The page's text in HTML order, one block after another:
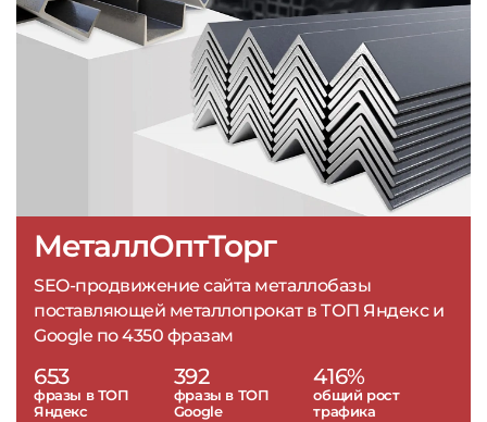
МеталлОптТорг
SEO-продвижение сайта металлобазы
поставляющей металлопрокат в ТОП Яндекс и
Google по 4350 фразам
653
фразы в ТОП
Яндекс
392
фразы в ТОП
Google
416%
общий рост
трафика